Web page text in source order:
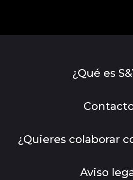
¿Qué es
¿Quieres colaborar
Aviso